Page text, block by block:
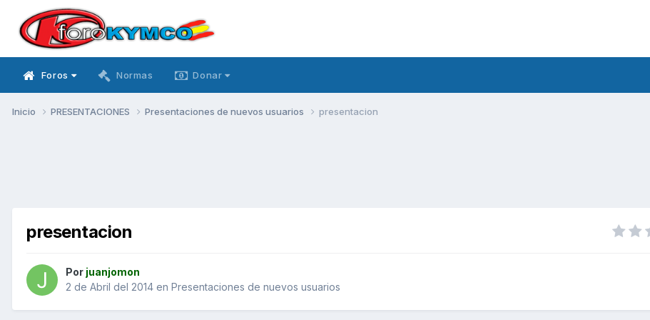
Foros Normas Donar
Inicio PRESENTACIONES Presentaciones de nuevos usuarios presentacion
presentacion
Por juanjomon
2 de Abril del 2014 en Presentaciones de nuevos usuarios